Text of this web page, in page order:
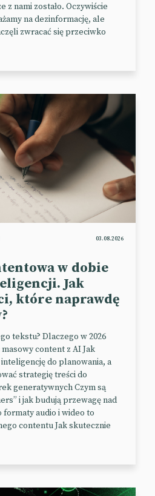
z nami zostało. Oczywiście
na dezinformację, ale
zwracać się przeciwko
03.08.2026
w dobie
Jak
które naprawdę
tekstu? Dlaczego w 2026
content z AI Jak
do planowania, a
strategię treści do
generatywnych Czym są
i jak budują przewagę nad
audio i wideo to
contentu Jak skutecznie